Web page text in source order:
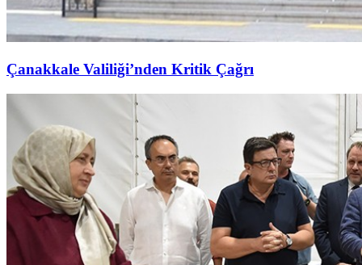
Çanakkale Valiliği’nden Kritik Çağrı